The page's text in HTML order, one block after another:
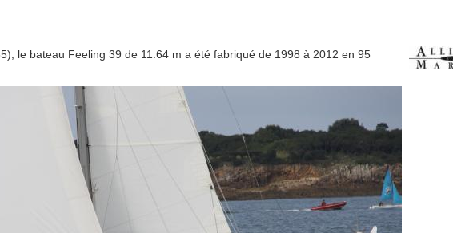
le bateau Feeling 39 de 11.64 m a été fabriqué de 1998 à 2012 en 95